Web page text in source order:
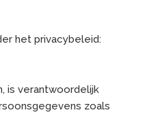
het privacybeleid:
is verantwoordelijk
zoals